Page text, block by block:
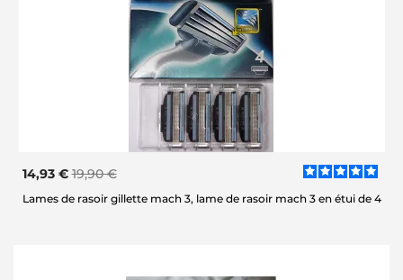
14,93 €19,90 €
Lames de rasoir gillette mach 3, lame de rasoir mach 3 en étui de 4